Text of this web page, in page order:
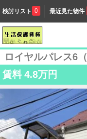
検討リスト 0 最近見た物件
ロイヤルパレス6（
賃料 4.8万円